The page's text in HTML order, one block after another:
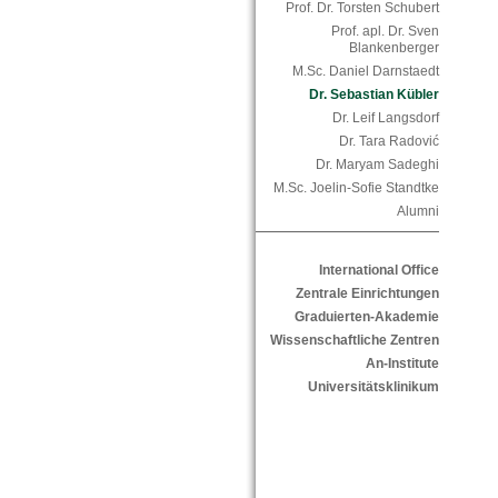
Prof. Dr. Torsten Schubert
Prof. apl. Dr. Sven
Blankenberger
M.Sc. Daniel Darnstaedt
Dr. Sebastian Kübler
Dr. Leif Langsdorf
Dr. Tara Radović
Dr. Maryam Sadeghi
M.Sc. Joelin-Sofie Standtke
Alumni
International Office
Zentrale Einrichtungen
Graduierten-Akademie
Wissenschaftliche Zentren
An-Institute
Universitätsklinikum